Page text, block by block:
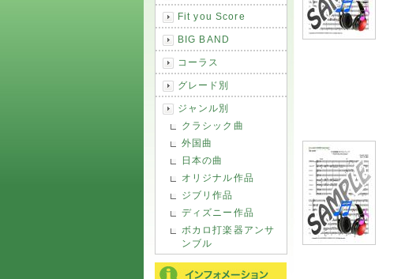
Fit you Score
BIG BAND
コーラス
グレード別
ジャンル別
クラシック曲
外国曲
日本の曲
オリジナル作品
ジブリ作品
ディズニー作品
ボカロ打楽器アンサ
ンブル